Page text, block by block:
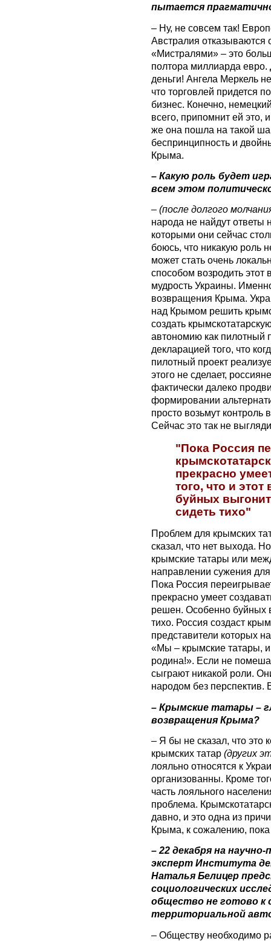
пытается
– Ну, не совсем так!
Австралия отказываются
«Мистралями» – это
полтора миллиарда
деньги! Ангела Меркель
что торговлей придется
бизнес. Конечно,
всего, припомнит ей это,
же она пошла на такой
беспринципность и
Крыма.
– Какую роль будет
всем этом
– (после долгого
народа не найдут ответы
которыми они сейчас
боюсь, что никакую роль
может стать очень
способом возродить этот
мудрость Украины.
возвращения Крыма.
над Крымом решить
создать
автономию как пилотный
декларацией того, что
пилотный проект
этого не сделает,
фактически далеко
формировании
просто возьмут
Сейчас это так не
"Пока Россия
прекрасно
того, что и
буйных
сидеть тихо"
Проблем для крымских
сказал, что нет выхода.
крымские татары или
направлении сужения
Пока Россия
прекрасно умеет
решен. Особенно буйных
тихо. Россия создаст
представители которых
«Мы – крымские татары,
родина!». Если не
сыграют никакой роли.
народом без перспектив.
– Крымские татары –
возвращения Крыма?
– Я бы не сказал, что
крымских татар (других
лояльно относятся к
организованны. Кроме
часть лояльного
проблема.
давно, и это одна из
Крыма, к сожалению, пока
– 22 декабря на
эксперт Института
Наталья Белицер
социологических
общество не готово к
территориальной
– Обществу необходимо